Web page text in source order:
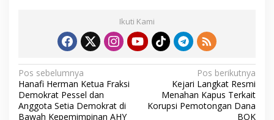
o
k
er s
A
p
p
e
gr
a
m
ai
l e
Ikuti Kami
N
a
v
Pos sebelumnya
Hanafi Herman Ketua Fraksi
Demokrat Pessel dan
Anggota Setia Demokrat di
Bawah Kepemimpinan AHY
Pos berikutnya
Kejari Langkat Resmi
Menahan Kapus Terkait
Korupsi Pemotongan Dana
BOK